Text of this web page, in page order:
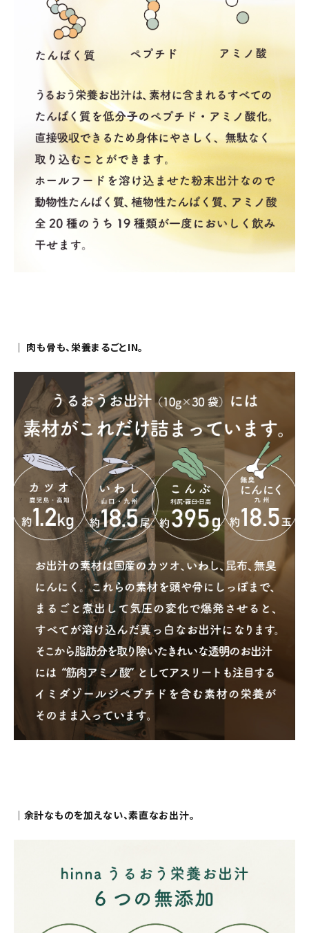
｜ 肉も骨も、栄養まるごとIN。
｜余計なものを加えない、素直なお出汁。